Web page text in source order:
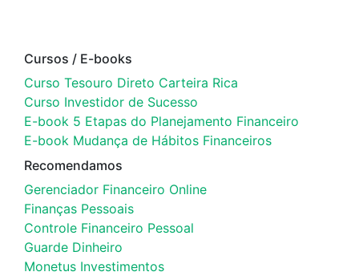
Cursos / E-books
Curso Tesouro Direto Carteira Rica
Curso Investidor de Sucesso
E-book 5 Etapas do Planejamento Financeiro
E-book Mudança de Hábitos Financeiros
Recomendamos
Gerenciador Financeiro Online
Finanças Pessoais
Controle Financeiro Pessoal
Guarde Dinheiro
Monetus Investimentos